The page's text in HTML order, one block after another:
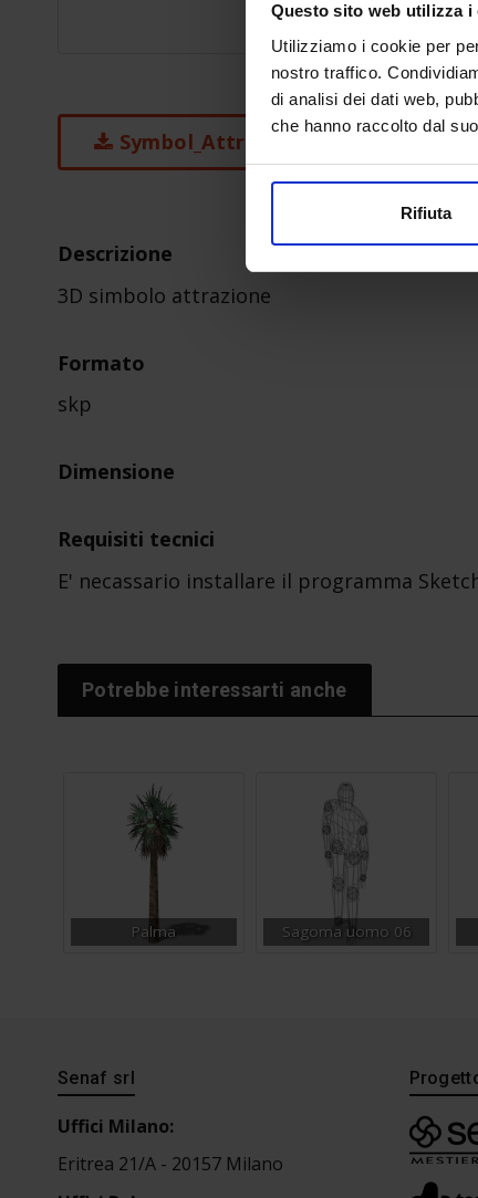
Questo sito web utilizza i
Utilizziamo i cookie per
nostro traffico.
di analisi dei dati web,
che hanno raccolto dal
Rifiuta
Symbol_Attraction1.skp_-1.zip
Descrizione
3D simbolo attrazione
Formato
skp
Dimensione
Requisiti tecnici
E' necassario installare il programma
Potrebbe interessarti anche
Palma Sagoma uomo 06
Senaf srl
Uffici Milano:
Eritrea 21/A - 20157 Milano